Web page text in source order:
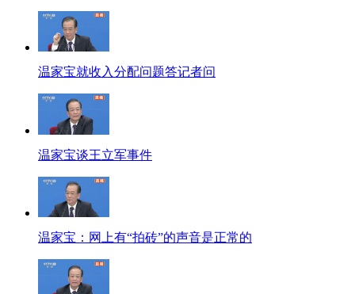
温家宝就收入分配问题答记者问
温家宝谈王立军事件
温家宝：网上有“拍砖”的声音是正常的